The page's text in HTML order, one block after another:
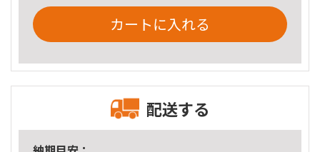
カートに入れる
配送する